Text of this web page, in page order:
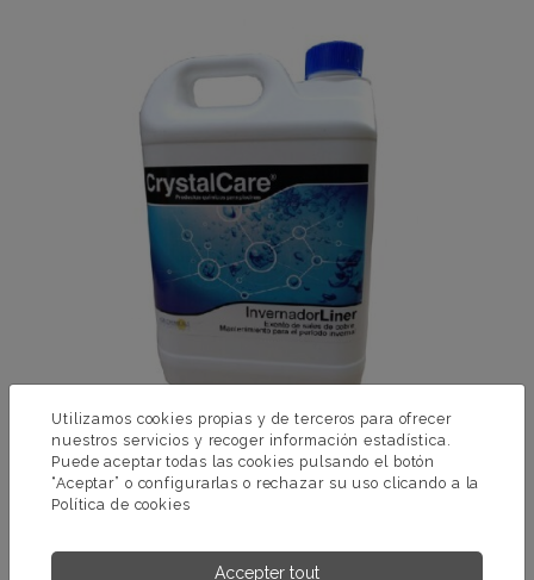
(Ne contient pas de sels de cuivre. Particulièrement recommandé
pour les piscines en liner et/ou polyester fibre de verre. Facilite la
Utilizamos cookies propias y de terceros para ofrecer
nuestros servicios y recoger información estadística.
Puede aceptar todas las cookies pulsando el botón
“Aceptar” o configurarlas o rechazar su uso clicando a la
Política de cookies
Accepter tout